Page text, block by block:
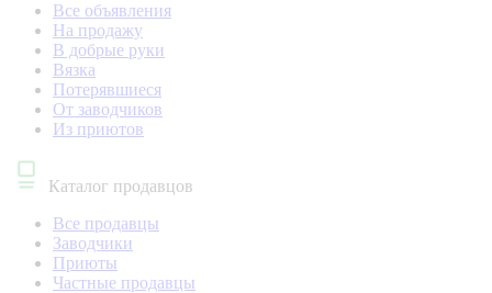
Все объявления
На продажу
В добрые руки
Вязка
Потерявшиеся
От заводчиков
Из приютов
Каталог продавцов
Все продавцы
Заводчики
Приюты
Частные продавцы